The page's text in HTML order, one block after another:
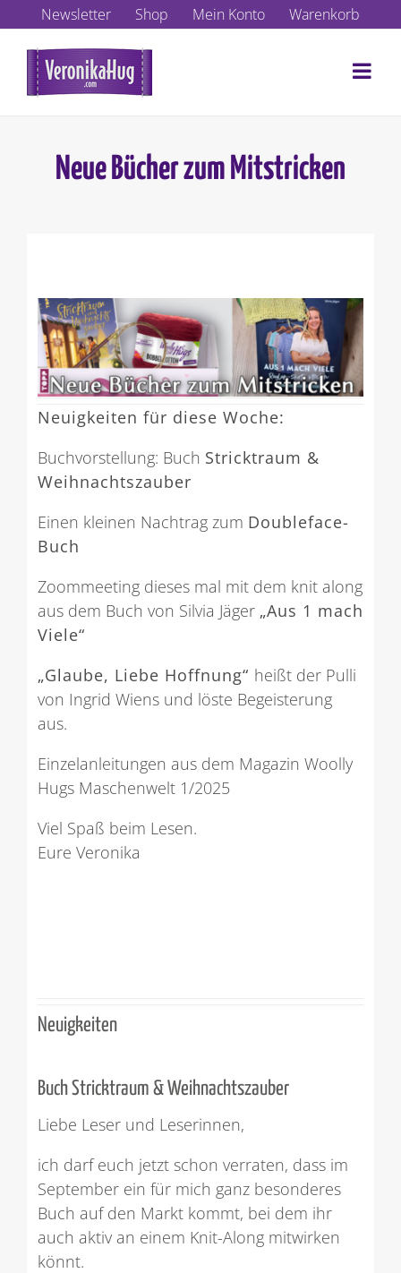
Inhalt
springen
Newsletter Shop Mein Konto Warenkorb
Neue Bücher zum Mitstricken
Neuigkeiten für diese Woche:
Buchvorstellung: Buch Stricktraum &
Weihnachtszauber
Einen kleinen Nachtrag zum Doubleface-
Buch
Zoommeeting dieses mal mit dem knit along
aus dem Buch von Silvia Jäger „Aus 1 mach
Viele“
„Glaube, Liebe Hoffnung“ heißt der Pulli
von Ingrid Wiens und löste Begeisterung
aus.
Einzelanleitungen aus dem Magazin Woolly
Hugs Maschenwelt 1/2025
Viel Spaß beim Lesen.
Eure Veronika
Neuigkeiten
Buch Stricktraum & Weihnachtszauber
Liebe Leser und Leserinnen,
ich darf euch jetzt schon verraten, dass im
September ein für mich ganz besonderes
Buch auf den Markt kommt, bei dem ihr
auch aktiv an einem Knit-Along mitwirken
könnt.